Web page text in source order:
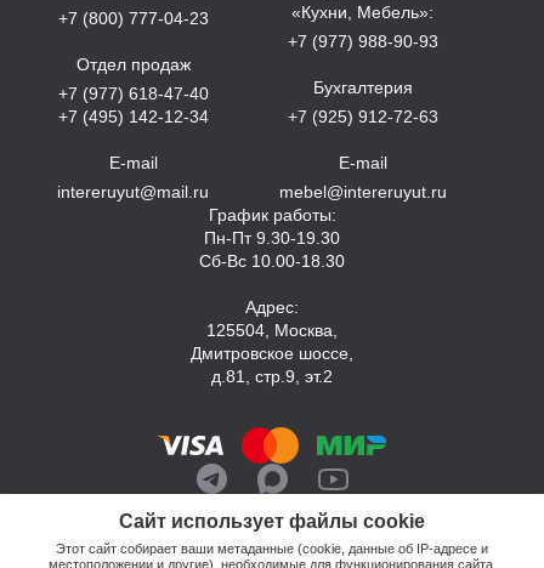
Сайт использует файлы cookie
Этот сайт собирает ваши метаданные (cookie, данные об IP-адресе и
местоположении и другие), необходимые для функционирования сайта.
+7 (800) 777-04-23
Отдел продаж
+7 (977) 618-47-40
+7 (495) 142-12-34
E-mail
intereruyut@mail.ru
«Кухни, Мебель»:
+7 (977) 988-90-93
Бухгалтерия
+7 (925) 912-72-63
E-mail
mebel@intereruyut.ru
График работы:
Пн-Пт 9.30-19.30
Сб-Вс 10.00-18.30
Адрес:
125504, Москва,
Дмитровское шоссе,
д.81, стр.9, эт.2